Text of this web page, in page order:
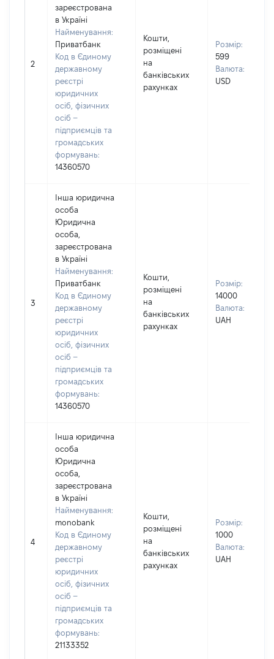
2
зареєстрована
в Україні
Найменування:
Приватбанк
Код в Єдиному
державному
реєстрі
юридичних
осіб, фізичних
осіб –
підприємців та
громадських
формувань:
14360570
Кошти,
розміщені
на
банківських
рахунках
Розмір:
599
Валюта:
USD
3
Інша юридична
особа
Юридична
особа,
зареєстрована
в Україні
Найменування:
Приватбанк
Код в Єдиному
державному
реєстрі
юридичних
осіб, фізичних
осіб –
підприємців та
громадських
формувань:
14360570
Кошти,
розміщені
на
банківських
рахунках
Розмір:
14000
Валюта:
UAH
4
Інша юридична
особа
Юридична
особа,
зареєстрована
в Україні
Найменування:
monobank
Код в Єдиному
державному
реєстрі
юридичних
осіб, фізичних
осіб –
підприємців та
громадських
формувань:
21133352
Кошти,
розміщені
на
банківських
рахунках
Розмір:
1000
Валюта:
UAH